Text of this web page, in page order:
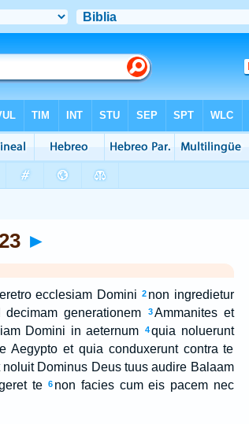
►
ecclesiam Domini 2 non ingredietur
generationem
3Ammanites et
Domini in aeternum
4quia noluerunt
Aegypto et quia conduxerunt contra te
noluit Dominus Deus tuus audire Balaam
te
6 non facies cum eis pacem nec